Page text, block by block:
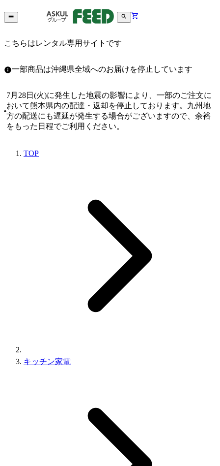
こちらはレンタル専用サイトです
一部商品は沖縄県全域へのお届けを停止しています
7月28日(火)に発生した地震の影響により、一部のご注文に
おいて熊本県内の配達・返却を停止しております。九州地
方の配送にも遅延が発生する場合がございますので、余裕
をもった日程でご利用ください。
TOP
キッチン家電